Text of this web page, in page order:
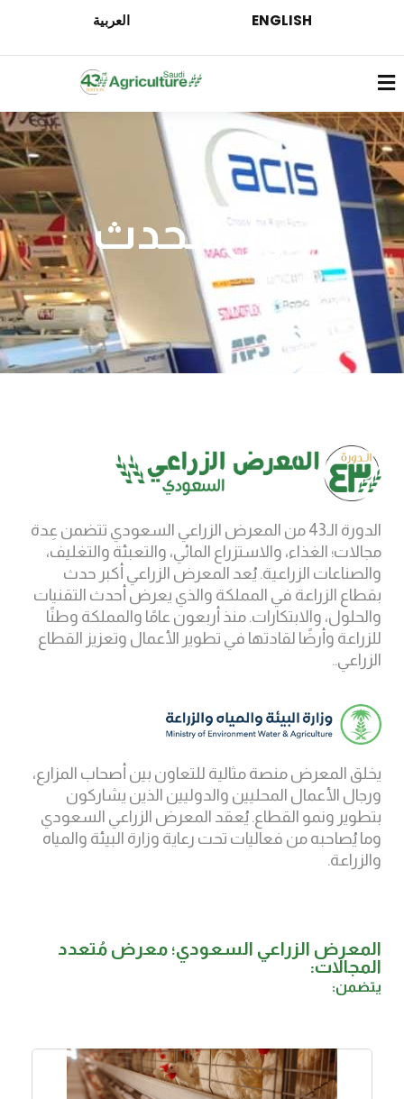
ENGLISH العربية
حول الحدث
الدورة الـ43 من المعرض الزراعي السعودي تتضمن عِدة
مجالات؛ الغذاء، والاستزراع المائي، والتعبئة والتغليف،
والصناعات الزراعية. يُعد المعرض الزراعي أكبر حدث
بقطاع الزراعة في المملكة والذي يعرض أحدث التقنيات
والحلول، والابتكارات. منذ أربعون عامًا والمملكة وطنًا
للزراعة وأرضًا لقادتها في تطوير الأعمال وتعزيز القطاع
الزراعي..
يخلق المعرض منصة مثالية للتعاون بين أصحاب المزارع،
ورجال الأعمال المحليين والدوليين الذين يشاركون
بتطوير ونمو القطاع. يُعقد المعرض الزراعي السعودي
وما يُصاحبه من فعاليات تحت رعاية وزارة البيئة والمياه
والزراعة.
المعرض الزراعي السعودي؛ معرض مُتعدد
المجالات:
يتضمن: